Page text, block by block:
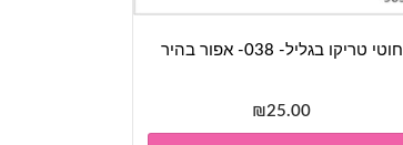
חוטי טריקו בגליל- 038- אפור בהיר
₪25.00